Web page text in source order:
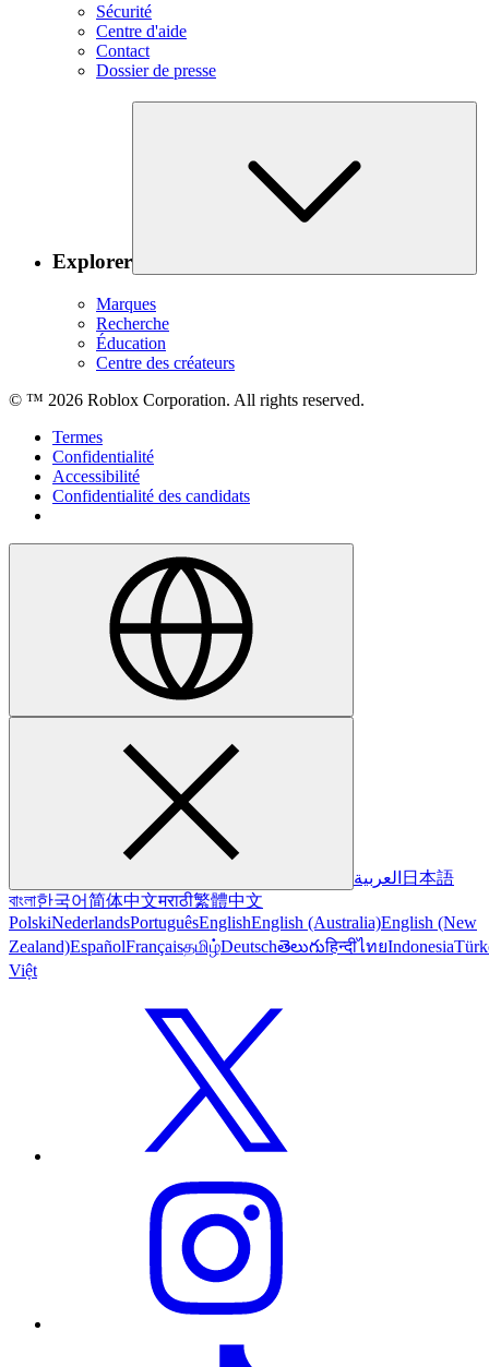
Sécurité
Centre d'aide
Contact
Dossier de presse
Explorer
Marques
Recherche
Éducation
Centre des créateurs
© ™ 2026 Roblox Corporation. All rights reserved.
Termes
Confidentialité
Accessibilité
Confidentialité des candidats
العربية 日本語
বাংলা한국어简体中文मराठी繁體中文
PolskiNederlandsPortuguêsEnglishEnglish (Australia)English (New
Zealand)EspañolFrançaisதமிழ்Deutschతెలుగుहिन्दीไทยIndonesia
Việt